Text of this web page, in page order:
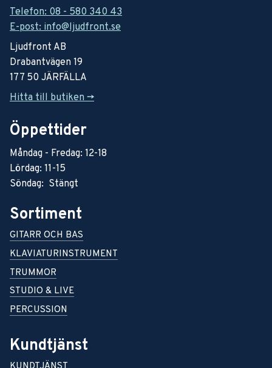
Telefon: 08 - 580 340 43
E-post: info@ljudfront.se
Ljudfront AB
Drabantvägen 19
177 50 JÄRFÄLLA
Hitta till butiken ->
Öppettider
Måndag - Fredag: 12-18
Lördag: 11-15
Söndag: Stängt
Sortiment
GITARR OCH BAS
KLAVIATURINSTRUMENT
TRUMMOR
STUDIO & LIVE
PERCUSSION
Kundtjänst